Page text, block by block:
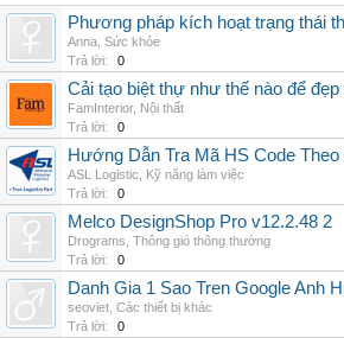
Phương pháp kích hoạt trạng thái
Anna Sức khỏe
Trả lời:
0
Cải tạo biệt thự như thế nào để
FamInterior, Nội thất
Trả lời:
0
Hướng Dẫn Tra Mã HS Code
ASL Logistic
Kỹ năng làm việc
Trả lời:
0
Melco DesignShop Pro v12.2.48 2
Drograms Thông gió thông thường
Trả lời:
0
Danh Gia 1 Sao Tren Google Anh
seoviet Các thiết bị khác
Trả lời:
0